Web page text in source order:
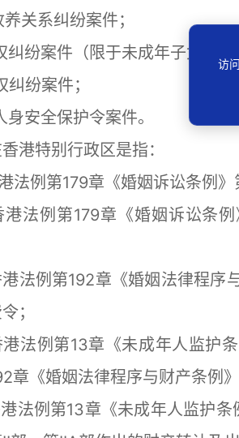
关系纠纷案件；
纷案件（限于未成年子女监
纷案件；
安全保护令案件。
特别行政区是指：
例第179章《婚姻诉讼条例》
例第179章《婚姻诉讼条例
例第192章《婚姻法律程序
；
例第13章《未成年人监护条
章《婚姻法律程序与财产条例
例第13章《未成年人监护条
访